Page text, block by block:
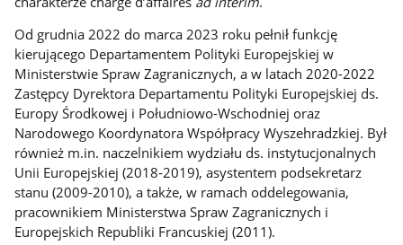
Od grudnia 2022 do marca 2023 roku pełnił funkcję
kierującego Departamentem Polityki Europejskiej w
Ministerstwie Spraw Zagranicznych, a w latach 2020-2022
Zastępcy Dyrektora Departamentu Polityki Europejskiej ds.
Europy Środkowej i Południowo-Wschodniej oraz
Narodowego Koordynatora Współpracy Wyszehradzkiej. Był
również m.in. naczelnikiem wydziału ds. instytucjonalnych
Unii Europejskiej (2018-2019), asystentem podsekretarz
stanu (2009-2010), a także, w ramach oddelegowania,
pracownikiem Ministerstwa Spraw Zagranicznych i
Europejskich Republiki Francuskiej (2011).